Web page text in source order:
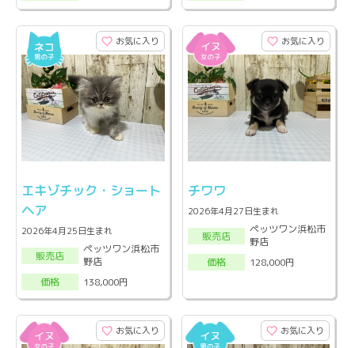
お気に入り
エキゾチック・ショート
ヘア
2026年4月25日生まれ
販売店
ペッツワン浜松市
野店
価格
138,000円
お気に入り
チワワ
2026年4月27日生まれ
販売店
ペッツワン浜松市
野店
価格
128,000円
お気に入り お気に入り